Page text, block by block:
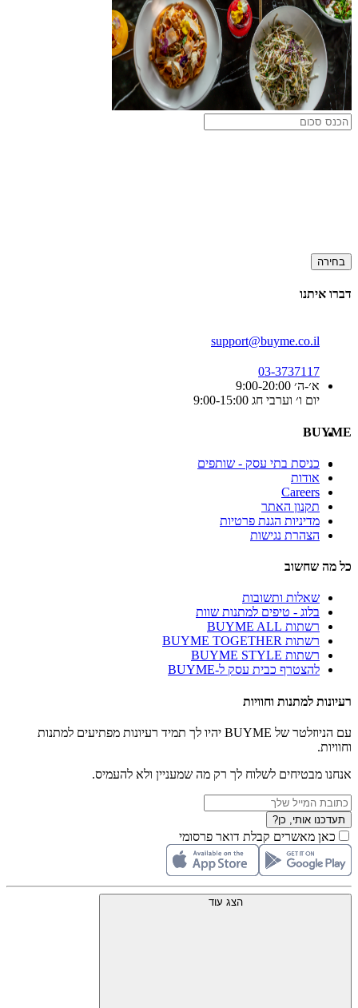
בחירה
דברו איתנו
support@buyme.co.il
03-3737117
א׳-ה׳ 9:00-20:00
יום ו׳ וערבי חג 9:00-15:00
BUYME
כניסת בתי עסק - שותפים
אודות
Careers
תקנון האתר
מדיניות הגנת פרטיות
הצהרת נגישות
כל מה שחשוב
שאלות ותשובות
בלוג - טיפים למתנות שוות
רשתות BUYME ALL
רשתות BUYME TOGETHER
רשתות BUYME STYLE
להצטרף כבית עסק ל-BUYME
רעיונות למתנות וחוויות
עם הניוזלטר של BUYME יהיו לך תמיד רעיונות מפתיעים למתנות
וחוויות.
אנחנו מבטיחים לשלוח לך רק מה שמעניין ולא להעמיס.
תעדכנו אותי, כן?
כאן מאשרים קבלת דואר פרסומי
הצג עוד